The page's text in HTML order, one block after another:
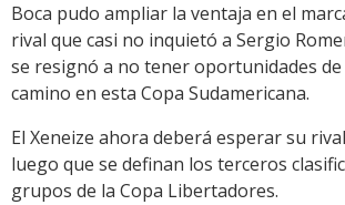
Boca pudo ampliar la ventaja en el
rival que casi no inquietó a Sergio
se resignó a no tener oportunidades
camino en esta Copa Sudamericana.
El Xeneize ahora deberá esperar su
luego que se definan los terceros
grupos de la Copa Libertadores.